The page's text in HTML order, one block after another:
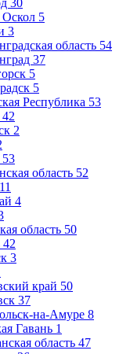
30
5
3
область 54
37
5
5
Республика 53
42
2
53
область 52
11
4
область 50
42
3
край 50
37
на-Амуре 8
Гавань 1
область 47